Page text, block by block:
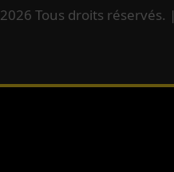
2026 Tous droits réservés. |